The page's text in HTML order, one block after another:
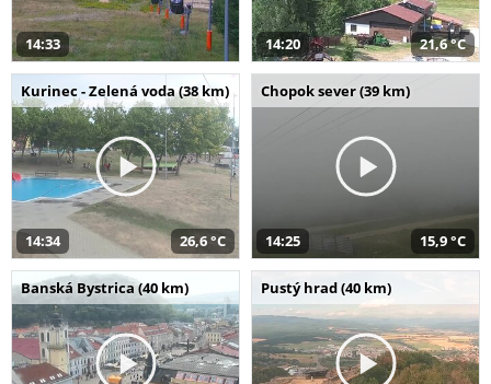
14:33 14:20 21,6 °C
Kurinec - Zelená voda (38 km)
14:34 26,6 °C
Chopok sever (39 km)
14:25 15,9 °C
Banská Bystrica (40 km) Pustý hrad (40 km)